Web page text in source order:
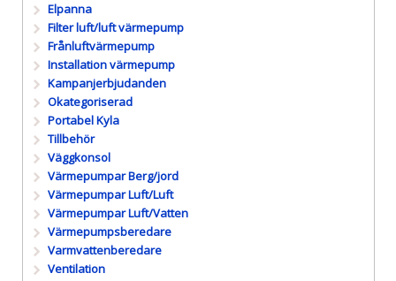
Elpanna
Filter luft/luft värmepump
Frånluftvärmepump
Installation värmepump
Kampanjerbjudanden
Okategoriserad
Portabel Kyla
Tillbehör
Väggkonsol
Värmepumpar Berg/jord
Värmepumpar Luft/Luft
Värmepumpar Luft/Vatten
Värmepumpsberedare
Varmvattenberedare
Ventilation